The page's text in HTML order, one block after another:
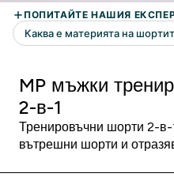
MP мъжки
2-в-1
Тренировъчни шорти 2-в-
вътрешни шорти и